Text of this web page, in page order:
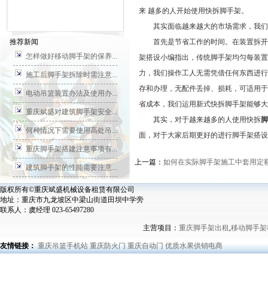
推荐新闻
怎样做好移动脚手架的保养...
施工后脚手架拆除时需注意...
电动吊篮装置办法及使用办...
重庆斌盛对建筑脚手架安全...
何种情况下需要使用高处吊...
重庆脚手架搭建注意事项有...
建筑脚手架的性能需要注意...
来 越多的人开始使用快拆脚手架。
其实面临越来越大的市场需求，我们
首先是节省工作的时间。在装置拆开
架搭设小编指出，传统脚手架均匀每装
力，我们操作工人无需凭借任何东西进
存和办理，无配件丢掉、损耗，可适用
省成本，我们运用新式快拆脚手架能够
其实，对于越来越多的人使用快拆
面，对于大家后期更好的进行脚手架搭
上一篇： 如何在实际脚手架施工中套用定
版权所有©重庆斌盛机械设备租赁有限公司
地址：重庆市九龙坡区中梁山街道田坝中学旁
联系人：虞经理 023-65497280
主营项目： 重庆脚手架出租,移动脚手架
友情链接： 重庆吊篮手机站 重庆防火门 重庆自动门 优质水果供销电商